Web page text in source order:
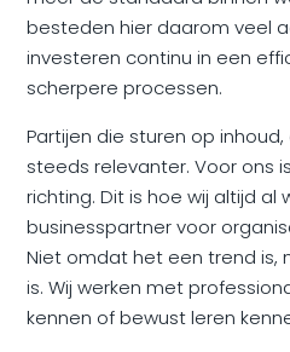
besteden hier daarom veel
investeren continu in een
scherpere processen.
Partijen die sturen op
steeds relevanter. Voor ons
richting. Dit is hoe wij altijd al
businesspartner voor
Niet omdat het een trend is,
is. Wij werken met
kennen of bewust leren